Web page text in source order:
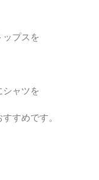
ップスを
シャツを
すめです。